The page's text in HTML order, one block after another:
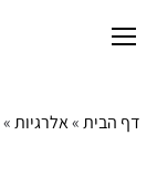
דף הבית»אלרגיות»